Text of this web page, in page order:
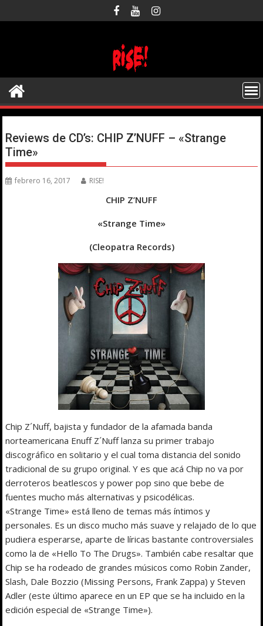
al
Reviews de CD’s: CHIP Z’NUFF – «Strange
Time»
febrero 16, 2017 RISE!
CHIP Z’NUFF
«Strange Time»
(Cleopatra Records)
Chip Z´Nuff, bajista y fundador de la afamada banda
norteamericana Enuff Z´Nuff lanza su primer trabajo
discográfico en solitario y el cual toma distancia del sonido
tradicional de su grupo original. Y es que acá Chip no va por
derroteros beatlescos y power pop sino que bebe de
fuentes mucho más alternativas y psicodélicas.
«Strange Time» está lleno de temas más íntimos y
personales. Es un disco mucho más suave y relajado de lo que
pudiera esperarse, aparte de líricas bastante controversiales
como la de «Hello To The Drugs». También cabe resaltar que
Chip se ha rodeado de grandes músicos como Robin Zander,
Slash, Dale Bozzio (Missing Persons, Frank Zappa) y Steven
Adler (este último aparece en un EP que se ha incluido en la
edición especial de «Strange Time»).